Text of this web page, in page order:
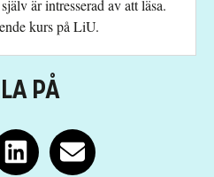
är intresserad av att läsa.
kurs på LiU.
PÅ